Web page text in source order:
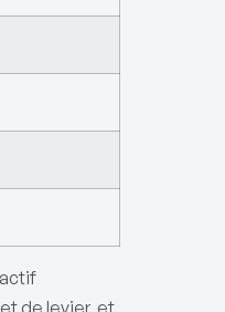
de levier, et